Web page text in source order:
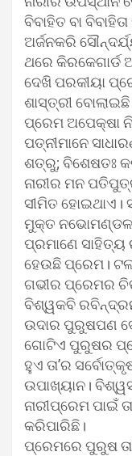
ବିବାହିତ ବା
ଅର୍ଜନକରି
ଥରେ କିରକେଗାର୍ଡ
ଦେଖି ପରକୀୟା
ଶାସ୍ତ୍ରୀ
ପ୍ରେମ ଅପେକ୍ଷା
ପତ୍ନୀମାନେ
ଶତ୍ରୁ; ବିଶେଷତଃ
ନାରୀର ମନ
ସୀମିତ ହୋଇଥାଏ।
ମୁକ୍ତ ନଭୋମଣ୍ଡଳ
ପ୍ରମାଣେ
ହେଉଛି ପ୍ରେମ।
ଗଭୀର ପ୍ରେମର
ବିଶ୍ୱକବି
ଉଦାର ପୁରୁଷପଣ
ଗୋଟିଏ ପୁରୁଷର
ହୁଏ ତା’ର
ଉପାଖ୍ୟାନ।
ନାରୀପ୍ରେମ ପାଇଁ
କରିପାରିଛି।
ପ୍ରେମରେ ପୁରୁଷ